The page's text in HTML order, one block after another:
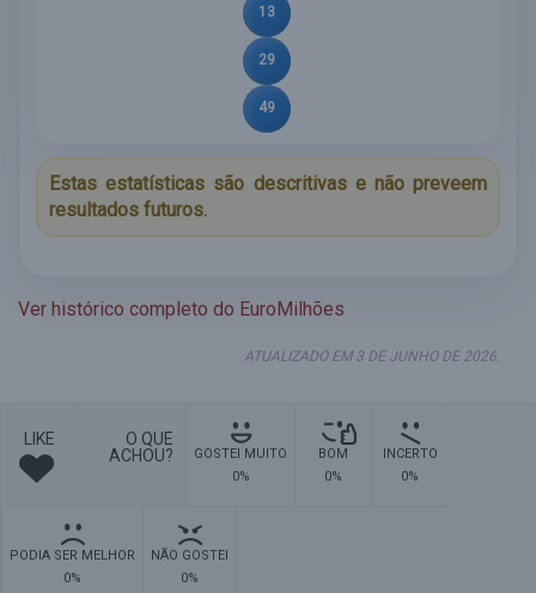
13
29
49
Estas estatísticas são descritivas e não preveem
resultados futuros.
Ver histórico completo do EuroMilhões
ATUALIZADO EM 3 DE JUNHO DE 2026.
LIKE
O QUE
ACHOU?
GOSTEI MUITO
0%
BOM
0%
INCERTO
0%
PODIA SER MELHOR
0%
NÃO GOSTEI
0%